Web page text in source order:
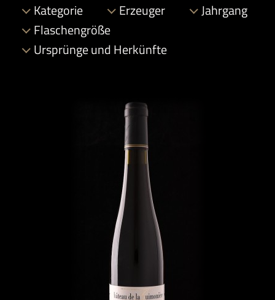
Kategorie Erzeuger
Jahrgang
Flaschengröße
Ursprünge und Herkünfte